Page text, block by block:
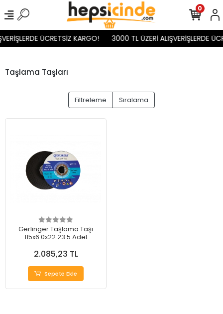
ÜCRETSİZ KARGO! 3000 TL ÜZERİ ALIŞVERİŞLERDE
0
Taşlama Taşları
Filtreleme Sıralama
Gerlinger Taşlama Taşı
115x6.0x22.23 5 Adet
2.085,23 TL
Sepete Ekle